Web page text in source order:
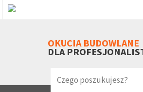
OKUCIA BUDOWLANE
DLA